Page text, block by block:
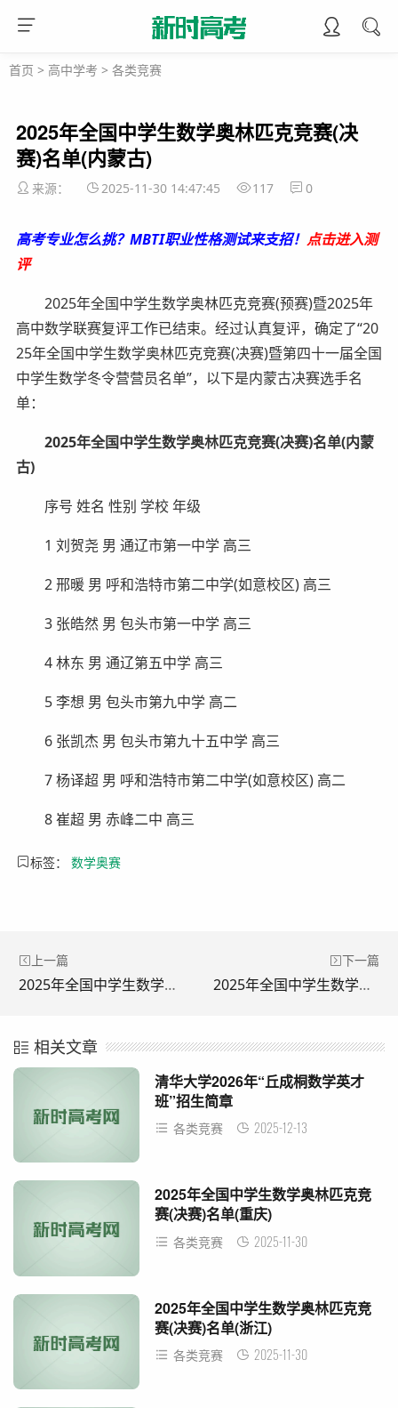
首页 > 高中学考 > 各类竞赛
2025年全国中学生数学奥林匹克竞赛(决
赛)名单(内蒙古)
来源： 2025-11-30 14:47:45 117 0
高考专业怎么挑？MBTI职业性格测试来支招！ 点击进入测
评
2025年全国中学生数学奥林匹克竞赛(预赛)暨2025年
高中数学联赛复评工作已结束。经过认真复评，确定了“20
25年全国中学生数学奥林匹克竞赛(决赛)暨第四十一届全国
中学生数学冬令营营员名单”，以下是内蒙古决赛选手名
单：
2025年全国中学生数学奥林匹克竞赛(决赛)名单(内蒙
古)
序号 姓名 性别 学校 年级
1 刘贺尧 男 通辽市第一中学 高三
2 邢暖 男 呼和浩特市第二中学(如意校区) 高三
3 张皓然 男 包头市第一中学 高三
4 林东 男 通辽第五中学 高三
5 李想 男 包头市第九中学 高二
6 张凯杰 男 包头市第九十五中学 高三
7 杨译超 男 呼和浩特市第二中学(如意校区) 高二
8 崔超 男 赤峰二中 高三
标签： 数学奥赛
上一篇
2025年全国中学生数学奥林匹克竞赛(决赛)名单(辽宁)
下一篇
2025年全国中学生数学奥林匹克竞赛(决赛)名单(宁夏)
相关文章
清华大学2026年“丘成桐数学英才
班”招生简章
各类竞赛 2025-12-13
2025年全国中学生数学奥林匹克竞
赛(决赛)名单(重庆)
各类竞赛 2025-11-30
2025年全国中学生数学奥林匹克竞
赛(决赛)名单(浙江)
各类竞赛 2025-11-30